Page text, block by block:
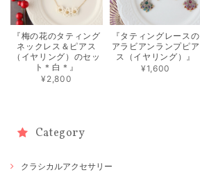
『梅の花のタティング
ネックレス＆ピアス
（イヤリング）のセッ
ト＊白＊』
¥2,800
『タティングレースの
アラビアンランプピア
ス（イヤリング）』
¥1,600
Category
クラシカルアクセサリー